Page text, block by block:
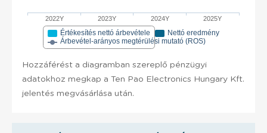
2022Y 2023Y 2024Y 2025Y
Értékesítés nettó árbevétele
Nettó eredmény
Árbevétel-arányos megtérülési mutató (ROS)
Hozzáférést a diagramban szereplő pénzügyi
adatokhoz megkap a Ten Pao Electronics Hungary Kft.
jelentés megvásárlása után.